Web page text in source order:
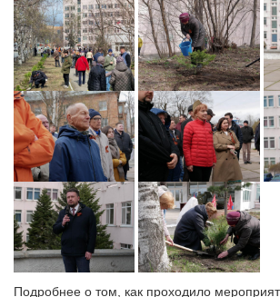
Подробнее о том, как проходило